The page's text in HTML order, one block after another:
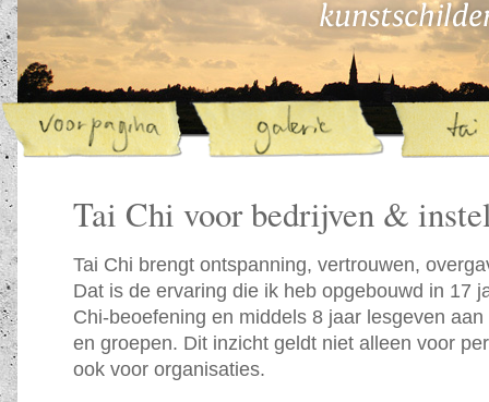
Tai Chi voor bedrijven &
Tai Chi brengt ontspanning, vertrouwen,
Dat is de ervaring die ik heb opgebouwd in 17
Chi-beoefening en middels 8 jaar lesgeven
en groepen. Dit inzicht geldt niet alleen voor
ook voor organisaties.